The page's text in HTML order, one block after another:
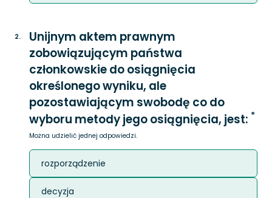
2.
Unijnym aktem prawnym
zobowiązującym państwa
członkowskie do osiągnięcia
określonego wyniku, ale
pozostawiającym swobodę co do
wyboru metody jego osiągnięcia, jest: *
Można udzielić jednej odpowiedzi.
rozporządzenie
decyzja